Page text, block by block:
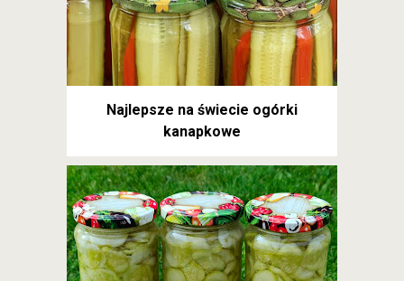
Najlepsze na świecie ogórki
kanapkowe